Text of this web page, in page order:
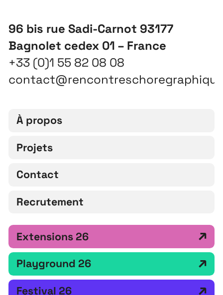
96 bis rue Sadi-Carnot 93177
Bagnolet cedex 01 – France
+33 (0)1 55 82 08 08
À propos
Projets
Contact
Recrutement
Extensions 26
Playground 26
Festival 26